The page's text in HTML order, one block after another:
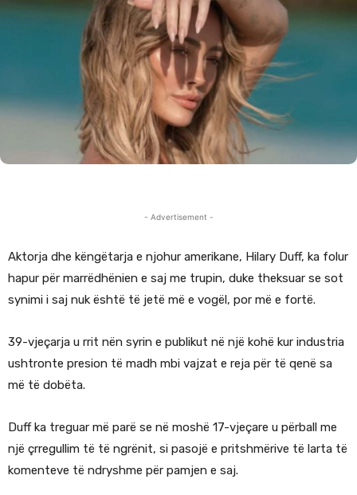
- Advertisement -
Aktorja dhe këngëtarja e njohur amerikane, Hilary Duff, ka folur
hapur për marrëdhënien e saj me trupin, duke theksuar se sot
synimi i saj nuk është të jetë më e vogël, por më e fortë.
39-vjeçarja u rrit nën syrin e publikut në një kohë kur industria
ushtronte presion të madh mbi vajzat e reja për të qenë sa
më të dobëta.
Duff ka treguar më parë se në moshë 17-vjeçare u përball me
një çrregullim të të ngrënit, si pasojë e pritshmërive të larta të
komenteve të ndryshme për pamjen e saj.